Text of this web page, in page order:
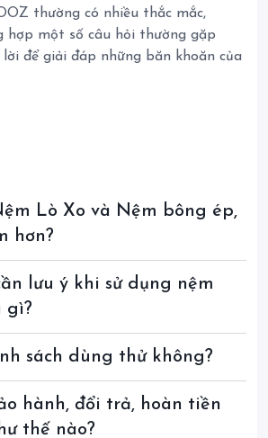
thường có nhiều thắc mắc,
hợp một số câu hỏi thường gặp
để giải đáp những băn khoăn của
Lò Xo và Nệm bông ép,
hơn?
lưu ý khi sử dụng nệm
gì?
sách dùng thử không?
hành, đổi trả, hoàn tiền
thế nào?